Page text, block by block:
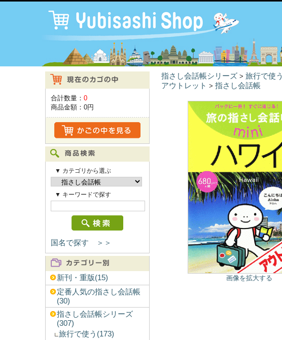
合計数量： 0
商品金額： 0円
▼ カテゴリから選ぶ
▼ キーワードで探す
国名で探す ＞＞
新刊・重版(15)
定番人気の指さし会話帳
(30)
指さし会話帳シリーズ
(307)
旅行で使う(173)
指さし会話帳シリーズ > 旅行で使う
アウトレット > 指さし会話帳
画像を拡大する